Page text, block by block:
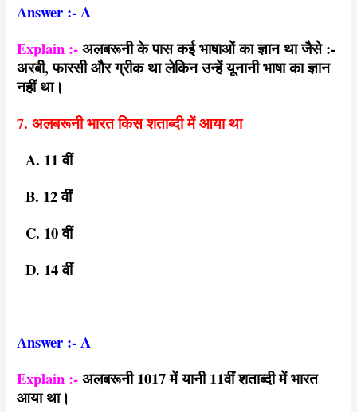
Answer :- A
Explain :-अलबरूनी के पास कई भाषाओं का ज्ञान था जैसे :-
अरबी, फारसी और ग्रीक था लेकिन उन्हें यूनानी भाषा का ज्ञान
नहीं था।
7. अलबरूनी भारत किस शताब्दी में आया था
A. 11 वीं
B. 12 वीं
C. 10 वीं
D. 14 वीं
Answer :- A
Explain :-अलबरूनी 1017 में यानी 11वीं शताब्दी में भारत
आया था।